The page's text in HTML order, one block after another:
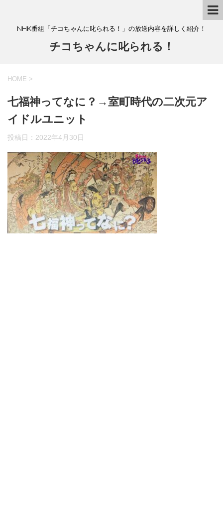
NHK番組「チコちゃんに叱られる！」の放送内容を詳しく紹介！
チコちゃんに叱られる！
HOME >
七福神ってなに？→室町時代の二次元ア
イドルユニット
投稿日： 2022年4月30日